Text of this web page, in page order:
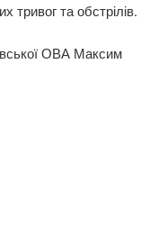
тривог та обстрілів.
ОВА Максим